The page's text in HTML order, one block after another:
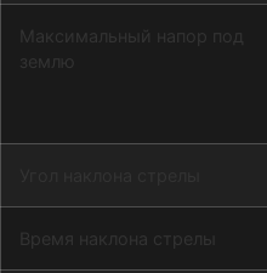
Максимальный напор под
землю
Время наклона стрелы